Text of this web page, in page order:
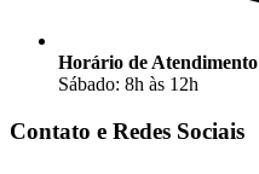
Horário de Atendimento
Sábado: 8h às 12h
Contato e Redes Sociais